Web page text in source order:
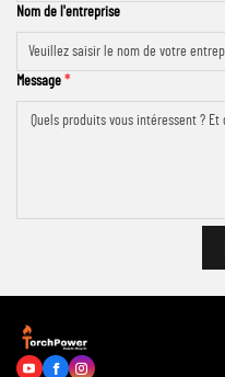
Nom de l'entreprise
Message